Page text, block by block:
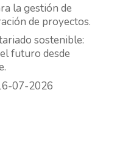
la gestión de
de proyectos.
sostenible:
futuro desde
07-2026